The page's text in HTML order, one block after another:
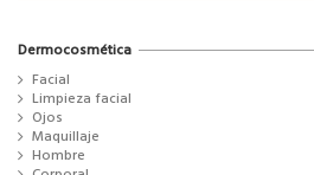
Dermocosmética
Facial
Limpieza facial
Ojos
Maquillaje
Hombre